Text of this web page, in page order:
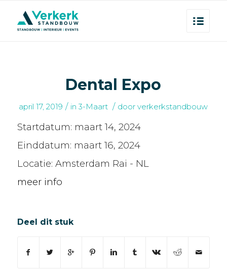
Dental Expo
april 17, 2019 / in3-Maart / doorverkerkstandbouw
Startdatum: maart 14, 2024
Einddatum: maart 16, 2024
Locatie: Amsterdam Rai - NL
meer info
Deel dit stuk